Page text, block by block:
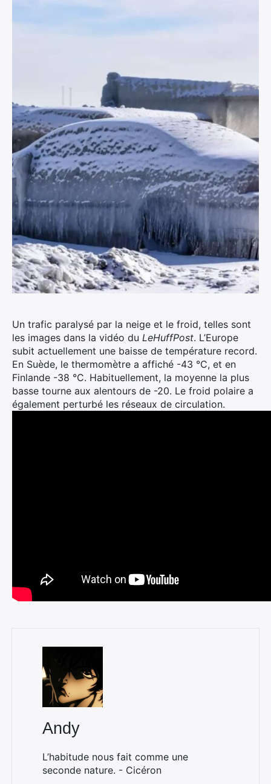
Un trafic paralysé par la neige et le froid, telles sont
les images dans la vidéo du LeHuffPost. L’Europe
subit actuellement une baisse de température record.
En Suède, le thermomètre a affiché -43 °C, et en
Finlande -38 °C. Habituellement, la moyenne la plus
basse tourne aux alentours de -20. Le froid polaire a
également perturbé les réseaux de circulation.
Andy
L’habitude nous fait comme une
seconde nature. - Cicéron